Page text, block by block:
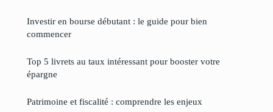
Investir en bourse débutant : le guide pour bien
commencer
Top 5 livrets au taux intéressant pour booster votre
épargne
Patrimoine et fiscalité : comprendre les enjeux